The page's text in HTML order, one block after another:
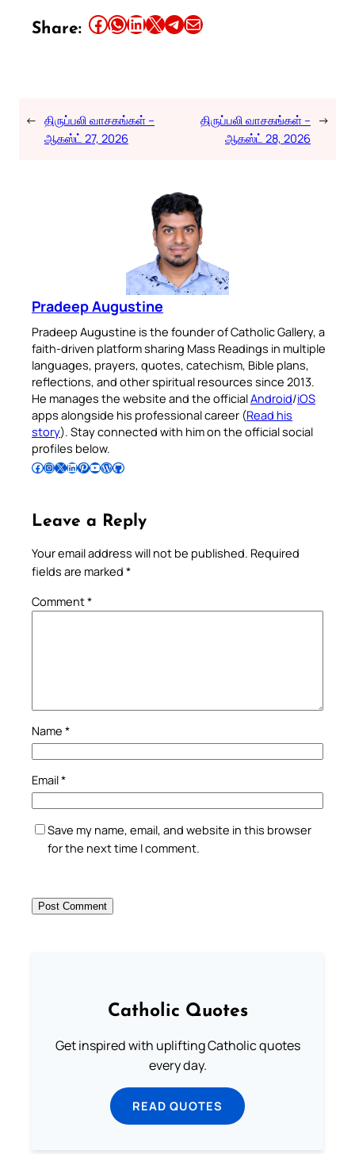
Share: Share this article on Facebook Share this article on WhatsApp Share this article on LinkedIn Share this article on X Share this article on TelegramEmail this Article
← திருப்பலி வாசகங்கள் –
ஆகஸ்ட் 27, 2026
திருப்பலி வாசகங்கள் –
ஆகஸ்ட் 28, 2026
→
Pradeep Augustine
Pradeep Augustine is the founder of Catholic Gallery, a
faith-driven platform sharing Mass Readings in multiple
languages, prayers, quotes, catechism, Bible plans,
reflections, and other spiritual resources since 2013.
He manages the website and the officialAndroid/iOS
apps alongside his professional career (Read his
story). Stay connected with him on the official social
profiles below.
Follow Pradeep on Facebook Follow Pradeep on InstagramFollow Pradeep on X Follow Pradeep on LinkedIn Follow Pradeep on Pinterest Subscribe to Pradeep’s Youtube Channel Follow Pradeep on WordPress Follow Pradeep on GitHub
Leave a Reply
Your email address will not be published. Required
fields are marked *
Comment*
Name *
Email*
Save my name, email, and website in this browser
for the next time I comment.
Catholic Quotes
Get inspired with uplifting Catholic quotes
every day.
READ QUOTES